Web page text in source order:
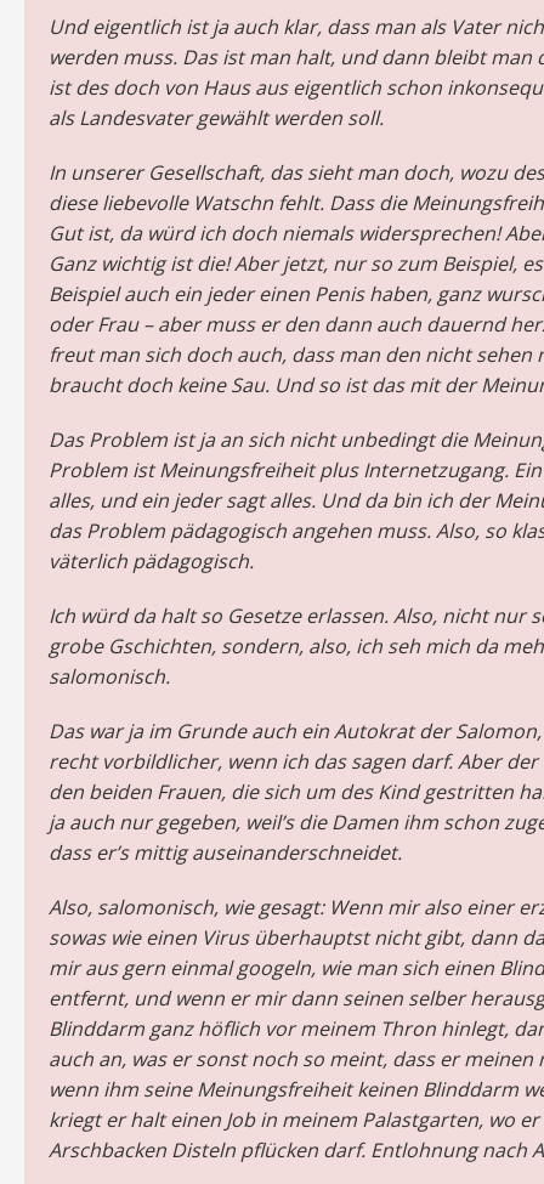
Und eigentlich ist ja auch klar, dass man als Vater
werden muss. Das ist man halt, und dann bleibt man
ist des doch von Haus aus eigentlich schon
als Landesvater gewählt werden soll.
In unserer Gesellschaft, das sieht man doch, wozu
diese liebevolle Watschn fehlt. Dass die
Gut ist, da würd ich doch niemals widersprechen!
Ganz wichtig ist die! Aber jetzt, nur so zum Beispiel,
Beispiel auch ein jeder einen Penis haben, ganz
oder Frau – aber muss er den dann auch dauernd
freut man sich doch auch, dass man den nicht sehen
braucht doch keine Sau. Und so ist das mit der
Das Problem ist ja an sich nicht unbedingt die
Problem ist Meinungsfreiheit plus Internetzugang.
alles, und ein jeder sagt alles. Und da bin ich der
das Problem pädagogisch angehen muss. Also, so
väterlich pädagogisch.
Ich würd da halt so Gesetze erlassen. Also, nicht nur
grobe Gschichten, sondern, also, ich seh mich da
salomonisch.
Das war ja im Grunde auch ein Autokrat der
recht vorbildlicher, wenn ich das sagen darf. Aber
den beiden Frauen, die sich um des Kind gestritten
ja auch nur gegeben, weil’s die Damen ihm schon
dass er’s mittig auseinanderschneidet.
Also, salomonisch, wie gesagt: Wenn mir also einer
sowas wie einen Virus überhauptst nicht gibt, dann
mir aus gern einmal googeln, wie man sich einen
entfernt, und wenn er mir dann seinen selber
Blinddarm ganz höflich vor meinem Thron hinlegt,
auch an, was er sonst noch so meint, dass er meinen
wenn ihm seine Meinungsfreiheit keinen Blinddarm
kriegt er halt einen Job in meinem Palastgarten, wo
Arschbacken Disteln pflücken darf. Entlohnung nach